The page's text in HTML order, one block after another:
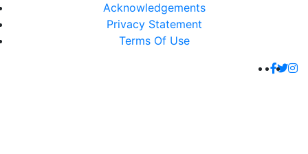
Acknowledgements
Privacy Statement
Terms Of Use